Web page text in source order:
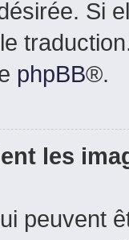
Si
phpBB®.
les
peuvent